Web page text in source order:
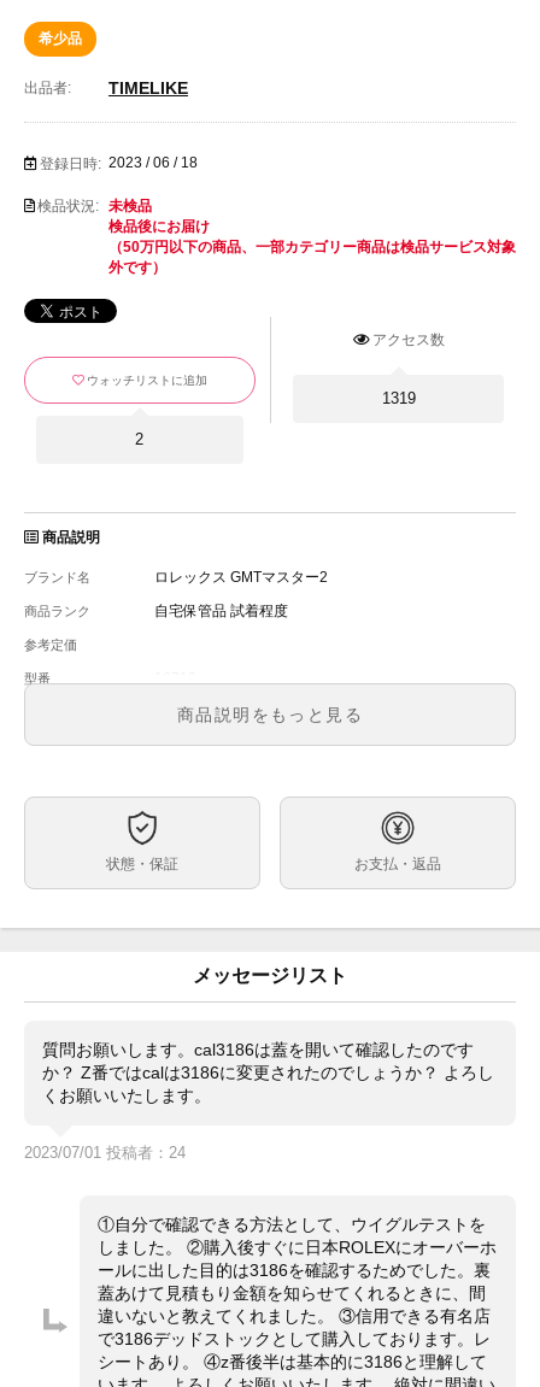
希少品
出品者: TIMELIKE
登録日時: 2023 / 06 / 18
検品状況: 未検品
検品後にお届け
（50万円以下の商品、一部カテゴリー商品は検品サービス対象
外です）
アクセス数
1319
ウォッチリストに追加
2
商品説明
ブランド名 ロレックス GMTマスター2
商品ランク 自宅保管品 試着程度
参考定価
型番
メンズ
文字盤 黒 ﾚｸﾀﾝｷﾞｭﾗｰﾀﾞｲｱﾙ
40mm
ケース素材
証書(2022年9月)、交換用ヴェゼル(赤青)
状態
2022年7月にシール付きのデッドストック品を購入。
日本ロレックスにオーバーホールに出し、3186である
ことをメーカーに確認できました。当然ノンポリッシュ
です。そのときにシールははがされました。
りますが、目立つものではありません（写真をご覧くだ
REF 16710 赤黒ベゼル（いわゆるコーク）
新品の赤青ベゼル（いわゆるペプシ）もつけます。
シリアルは、Z96・・・番台。
キャリバーが3185ではなく3186で、しかもレクタンギ
ュラーダイヤル（Ⅱの文字の上下のバーが短くて、長方
形に見える)の超希少なお品です。
商品説明をもっと見る
状態・保証 お支払・返品
メッセージリスト
質問お願いします。cal3186は蓋を開いて確認したのです
か？ Z番ではcalは3186に変更されたのでしょうか？ よろし
くお願いいたします。
2023/07/01 投稿者：24
①自分で確認できる方法として、ウイグルテストを
しました。 ②購入後すぐに日本ROLEXにオーバーホ
ールに出した目的は3186を確認するためでした。裏
蓋あけて見積もり金額を知らせてくれるときに、間
違いないと教えてくれました。 ③信用できる有名店
で3186デッドストックとして購入しております。レ
シートあり。 ④z番後半は基本的に3186と理解して